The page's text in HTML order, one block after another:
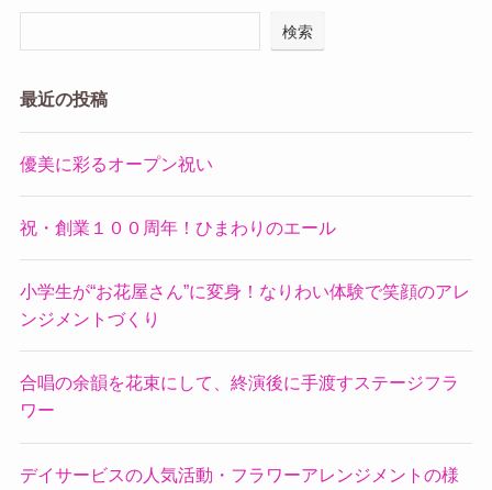
検索
最近の投稿
優美に彩るオープン祝い
祝・創業１００周年！ひまわりのエール
小学生が“お花屋さん”に変身！なりわい体験で笑顔のアレ
ンジメントづくり
合唱の余韻を花束にして、終演後に手渡すステージフラ
ワー
デイサービスの人気活動・フラワーアレンジメントの様